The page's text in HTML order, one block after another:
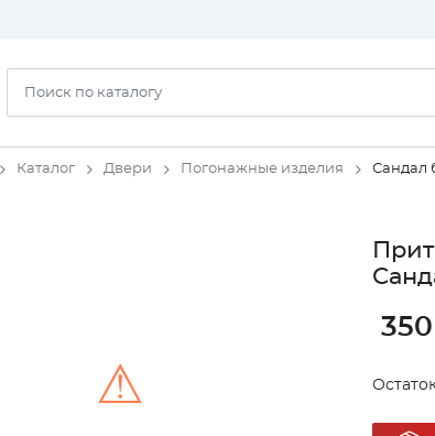
Каталог Двери Погонажные изделия Сандал
⚠
350